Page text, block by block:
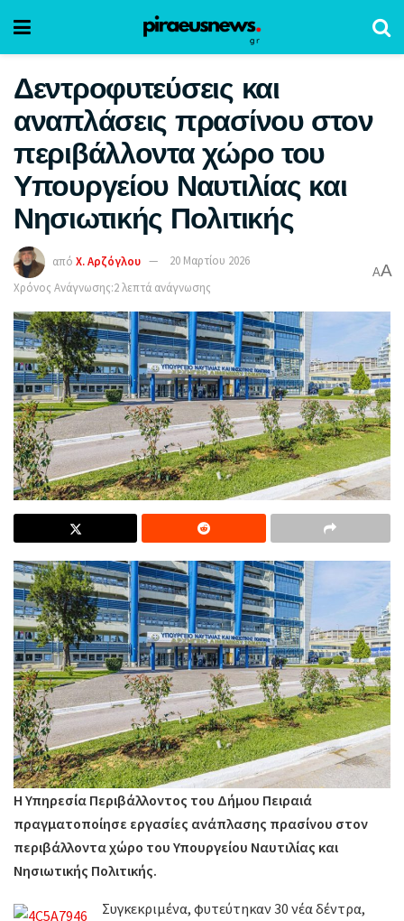
Δεντροφυτεύσεις και
αναπλάσεις πρασίνου στον
περιβάλλοντα χώρο του
Υπουργείου Ναυτιλίας και
Νησιωτικής Πολιτικής
από Χ. Αρζόγλου
20 Μαρτίου 2026
Χρόνος Ανάγνωσης:2 λεπτά ανάγνωσης
AA
Η Υπηρεσία Περιβάλλοντος του Δήμου Πειραιά
πραγματοποίησε εργασίες ανάπλασης πρασίνου στον
περιβάλλοντα χώρο του Υπουργείου Ναυτιλίας και
Νησιωτικής Πολιτικής.
Συγκεκριμένα, φυτεύτηκαν 30 νέα δέντρα,